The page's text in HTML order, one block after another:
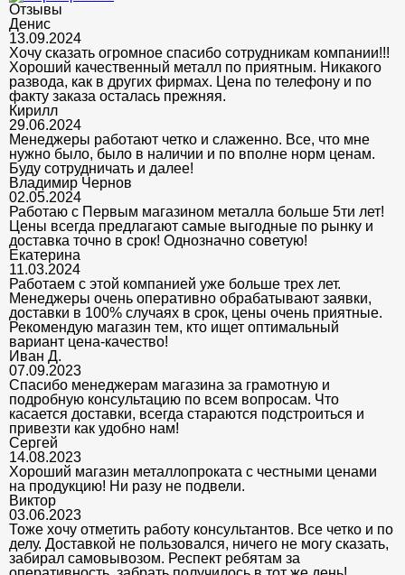
Отзывы
Денис
13.09.2024
Хочу сказать огромное спасибо сотрудникам компании!!!
Хороший качественный металл по приятным. Никакого
развода, как в других фирмах. Цена по телефону и по
факту заказа осталась прежняя.
Кирилл
29.06.2024
Менеджеры работают четко и слаженно. Все, что мне
нужно было, было в наличии и по вполне норм ценам.
Буду сотрудничать и далее!
Владимир Чернов
02.05.2024
Работаю с Первым магазином металла больше 5ти лет!
Цены всегда предлагают самые выгодные по рынку и
доставка точно в срок! Однозначно советую!
Екатерина
11.03.2024
Работаем с этой компанией уже больше трех лет.
Менеджеры очень оперативно обрабатывают заявки,
доставки в 100% случаях в срок, цены очень приятные.
Рекомендую магазин тем, кто ищет оптимальный
вариант цена-качество!
Иван Д.
07.09.2023
Спасибо менеджерам магазина за грамотную и
подробную консультацию по всем вопросам. Что
касается доставки, всегда стараются подстроиться и
привезти как удобно нам!
Сергей
14.08.2023
Хороший магазин металлопроката с честными ценами
на продукцию! Ни разу не подвели.
Виктор
03.06.2023
Тоже хочу отметить работу консультантов. Все четко и по
делу. Доставкой не пользовался, ничего не могу сказать,
забирал самовывозом. Респект ребятам за